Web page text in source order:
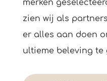
merken
zien wij als
er alles aan doen
ultieme beleving te